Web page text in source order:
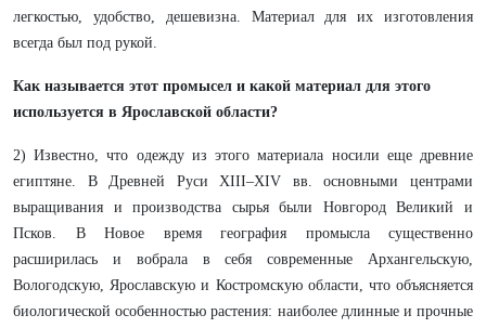
легкостью, удобство, дешевизна. Материал для их изготовления
всегда был под рукой.
Как называется этот промысел и какой материал для этого
используется в Ярославской области?
2) Известно, что одежду из этого материала носили еще древние
египтяне. В Древней Руси XIII–XIV вв. основными центрами
выращивания и производства сырья были Новгород Великий и
Псков. В Новое время география промысла существенно
расширилась и вобрала в себя современные Архангельскую,
Вологодскую, Ярославскую и Костромскую области, что объясняется
биологической особенностью растения: наиболее длинные и прочные